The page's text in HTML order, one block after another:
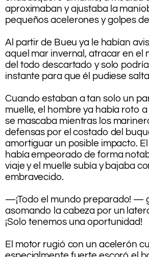
aproximaban y ajustaba la
pequeños acelerones y golpes
Al partir de Bueu ya le habían
aquel mar invernal, atracar en el
del todo descartado y solo
instante para que él pudiese
Cuando estaban a tan solo un
muelle, el hombre ya había roto
se mascaba mientras los
defensas por el costado del
amortiguar un posible impacto.
había empeorado de forma
viaje y el muelle subía y bajaba
embravecido.
—¡Todo el mundo preparado! —
asomando la cabeza por un
¡Solo tenemos una oportunidad!
El motor rugió con un acelerón